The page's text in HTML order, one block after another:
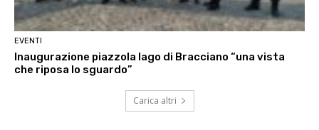
EVENTI
Inaugurazione piazzola lago di Bracciano “una vista
che riposa lo sguardo”
Carica altri